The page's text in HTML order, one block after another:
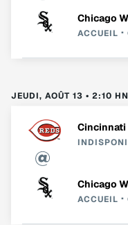
Chicago
ACCUEIL
JEUDI, AOÛT 13 • 2:10
Cincinnati
Chicago
ACCUEIL